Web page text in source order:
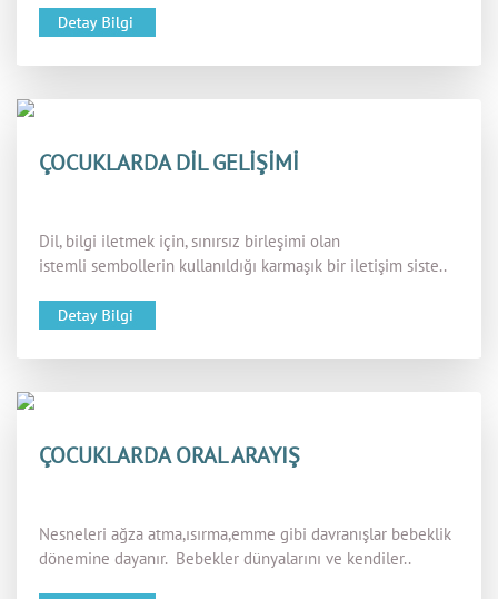
ÇOCUKLARDA DİL GELİŞİMİ
Dil, bilgi iletmek için, sınırsız birleşimi olan
istemli sembollerin kullanıldığı karmaşık bir iletişim siste..
ÇOCUKLARDA ORAL ARAYIŞ
Nesneleri ağza atma,ısırma,emme gibi davranışlar bebeklik
dönemine dayanır. Bebekler dünyalarını ve kendiler..